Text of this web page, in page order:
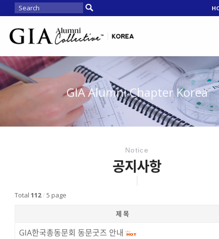
GIA Alumni Chapter Korea
Notice
공지사항
Total 112 / 5 page
제 목
GIA한국총동문회 동문굿즈 안내